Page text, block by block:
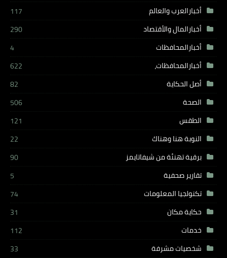
أخبارالعرب والعالم
117
أخبارالمال والأقتصاد
290
أخبارالمحافظات
4
أخبارالمحافظات،
622
أصل الحكاية
82
الصحة
506
الطقس
121
النوبة هنا وهناك
22
برقية تهنئة من شيفاتايمز
90
تقارير صحفية
5
تكنولجيا المعلومات
74
حكاية مكان
31
خدمات
112
شخصيات مشرفة
33